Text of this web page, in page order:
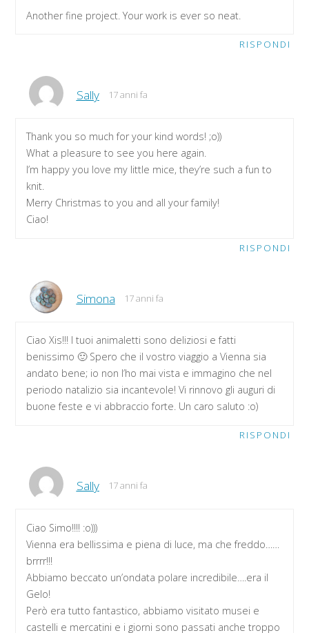
Another fine project. Your work is ever so neat.
RISPONDI
Sally 17 anni fa
Thank you so much for your kind words! ;o))
What a pleasure to see you here again.
I’m happy you love my little mice, they’re such a fun to
knit.
Merry Christmas to you and all your family!
Ciao!
RISPONDI
Simona 17 anni fa
Ciao Xis!!! I tuoi animaletti sono deliziosi e fatti
benissimo 🙂 Spero che il vostro viaggio a Vienna sia
andato bene; io non l’ho mai vista e immagino che nel
periodo natalizio sia incantevole! Vi rinnovo gli auguri di
buone feste e vi abbraccio forte. Un caro saluto :o)
RISPONDI
Sally 17 anni fa
Ciao Simo!!!! :o)))
Vienna era bellissima e piena di luce, ma che freddo……
brrrr!!!
Abbiamo beccato un’ondata polare incredibile….era il
Gelo!
Però era tutto fantastico, abbiamo visitato musei e
castelli e mercatini e i giorni sono passati anche troppo